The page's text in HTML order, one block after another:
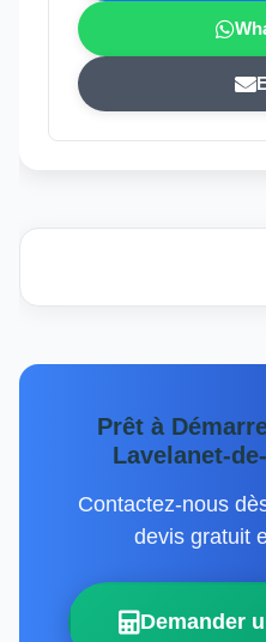
Prêt à
Lavelanet-
Contactez-nous
devis gratuit
Demander